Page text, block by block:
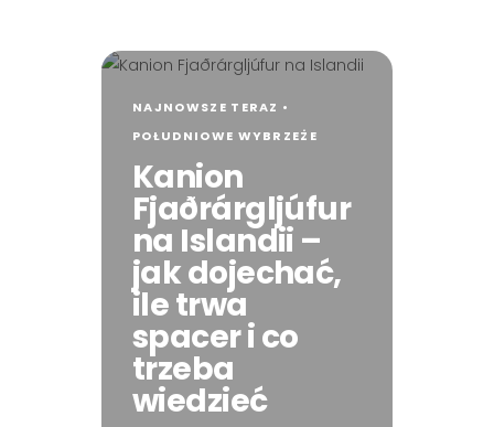
NAJNOWSZE TERAZ •
POŁUDNIOWE WYBRZEŻE
Kanion
Fjaðrárgljúfur
na Islandii –
jak dojechać,
ile trwa
spacer i co
trzeba
wiedzieć